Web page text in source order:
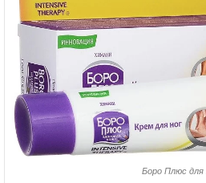
Боро Плюс для